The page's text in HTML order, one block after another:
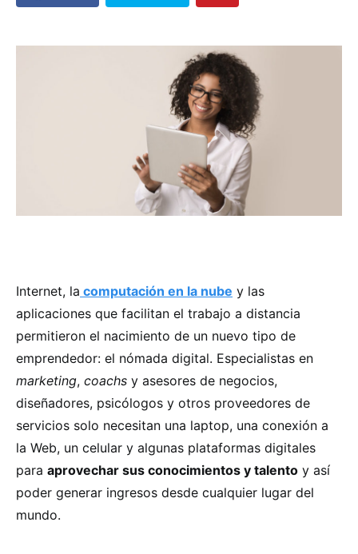
Internet, la computación en la nube y las
aplicaciones que facilitan el trabajo a distancia
permitieron el nacimiento de un nuevo tipo de
emprendedor: el nómada digital. Especialistas en
marketing, coachs y asesores de negocios,
diseñadores, psicólogos y otros proveedores de
servicios solo necesitan una laptop, una conexión a
la Web, un celular y algunas plataformas digitales
para aprovechar sus conocimientos y talento y así
poder generar ingresos desde cualquier lugar del
mundo.